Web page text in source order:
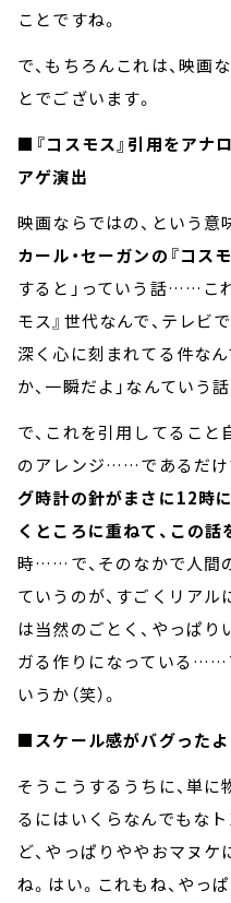
ことですね。
で、もちろんこれは、映画
とでございます。
■『コスモス』引用をアナ
アゲ演出
映画ならではの、という意
カール・セーガンの『コスモ
すると」っていう話……こ
モス』世代なんで、テレビ
深く心に刻まれてる件な
か、一瞬だよ」なんていう
で、これを引用してること
のアレンジ……であるだけ
グ時計の針がまさに12時
くところに重ねて、この話
時……で、そのなかで人間
ていうのが、すごくリア
は当然のごとく、やっぱ
ガる作りになっている……
いうか（笑）。
■スケール感がバグったよ
そうこうするうちに、単
るにはいくらなんでもな
ど、やっぱりややおマヌ
ね。はい。これもね、やっ